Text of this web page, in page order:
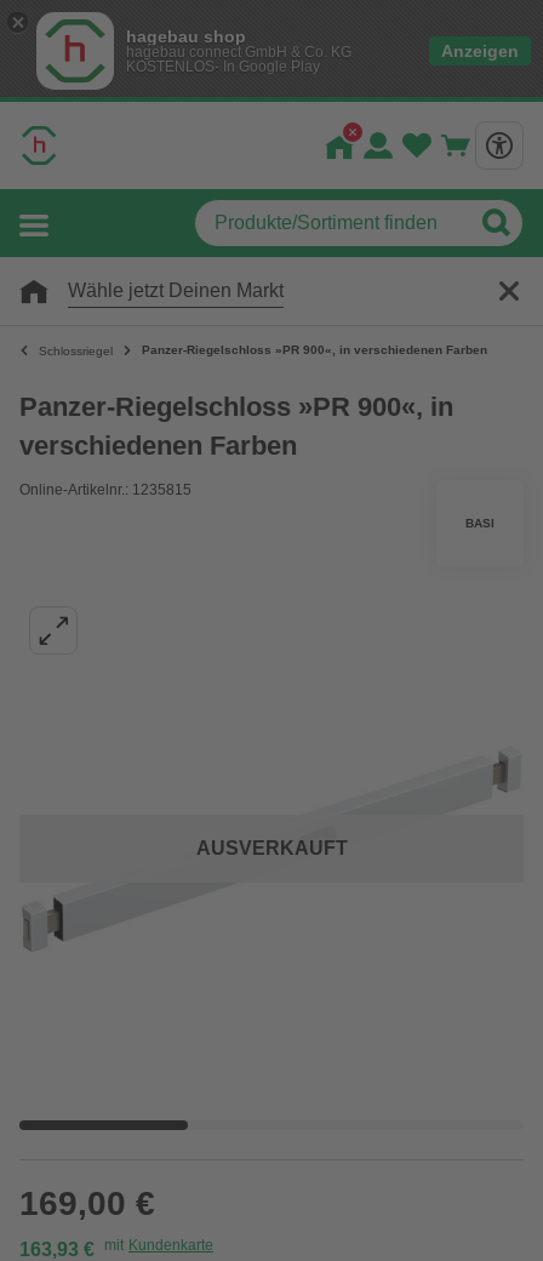
hagebau shop
hagebau connect GmbH & Co. KG
KOSTENLOS- In Google Play
Anzeigen
Wähle jetzt Deinen Markt
Schlossriegel Panzer-Riegelschloss »PR 900«, in verschiedenen Farben
Panzer-Riegelschloss »PR 900«, in
verschiedenen Farben
Online-Artikelnr.: 1235815
BASI
AUSVERKAUFT
169,00 €
163,93 € mit Kundenkarte